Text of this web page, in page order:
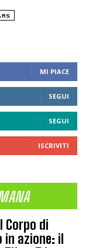
MI PIACE
SEGUI
SEGUI
ISCRIVITI
Corpo di
azione: il